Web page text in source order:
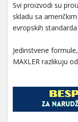
Svi proizvodi su
skladu sa
evropskih
Jedinstvene
MAXLER razlikuju